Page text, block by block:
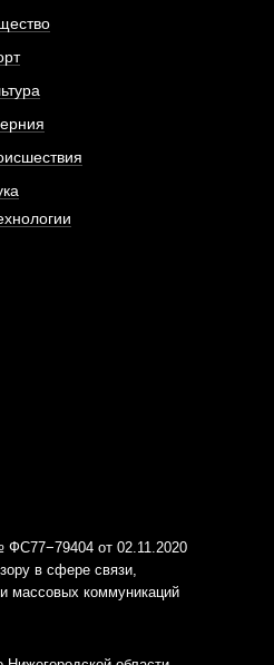
от 02.11.2020
в сфере связи,
массовых коммуникаций